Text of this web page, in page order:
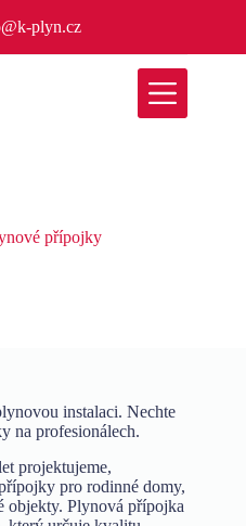
plyn.cz
přípojky
instalaci. Nechte
na profesionálech.
projektujeme,
pro rodinné domy,
objekty. Plynová přípojka